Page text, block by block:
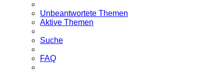
Unbeantwortete Themen
Aktive Themen
Suche
FAQ